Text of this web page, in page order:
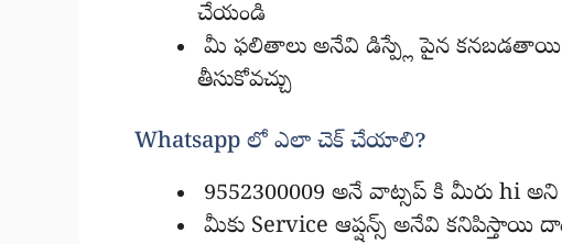
చేయండి
మీ ఫలితాలు అనేవి డిస్ప్లే పైన కనబడతాయి
తీసుకోవచ్చు
Whatsapp లో ఎలా చెక్ చేయాలి?
9552300009 అనే వాట్సప్ కి మీరు hi
మీకు Service ఆప్షన్స్ అనేవి కనిపిస్తాయి